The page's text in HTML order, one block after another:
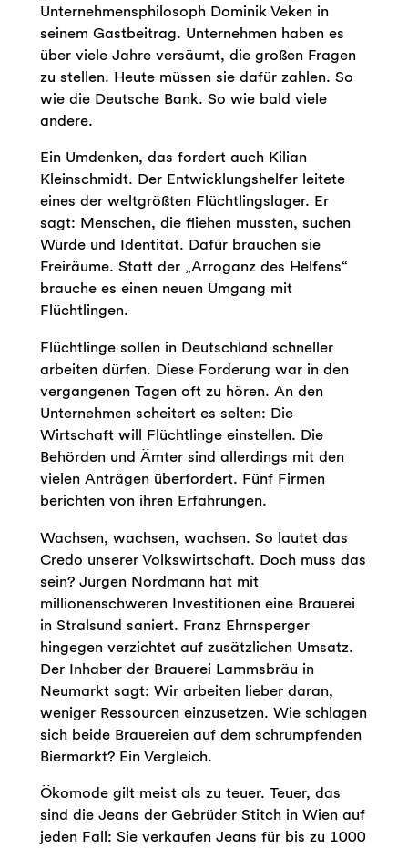
Unternehmensphilosoph Dominik Veken in
seinem Gastbeitrag. Unternehmen haben es
über viele Jahre versäumt, die großen Fragen
zu stellen. Heute müssen sie dafür zahlen. So
wie die Deutsche Bank. So wie bald viele
andere.
Ein Umdenken, das fordert auch Kilian
Kleinschmidt. Der Entwicklungshelfer leitete
eines der weltgrößten Flüchtlingslager. Er
sagt: Menschen, die fliehen mussten, suchen
Würde und Identität. Dafür brauchen sie
Freiräume. Statt der „Arroganz des Helfens“
brauche es einen neuen Umgang mit
Flüchtlingen.
Flüchtlinge sollen in Deutschland schneller
arbeiten dürfen. Diese Forderung war in den
vergangenen Tagen oft zu hören. An den
Unternehmen scheitert es selten: Die
Wirtschaft will Flüchtlinge einstellen. Die
Behörden und Ämter sind allerdings mit den
vielen Anträgen überfordert. Fünf Firmen
berichten von ihren Erfahrungen.
Wachsen, wachsen, wachsen. So lautet das
Credo unserer Volkswirtschaft. Doch muss das
sein? Jürgen Nordmann hat mit
millionenschweren Investitionen eine Brauerei
in Stralsund saniert. Franz Ehrnsperger
hingegen verzichtet auf zusätzlichen Umsatz.
Der Inhaber der Brauerei Lammsbräu in
Neumarkt sagt: Wir arbeiten lieber daran,
weniger Ressourcen einzusetzen. Wie schlagen
sich beide Brauereien auf dem schrumpfenden
Biermarkt? Ein Vergleich.
Ökomode gilt meist als zu teuer. Teuer, das
sind die Jeans der Gebrüder Stitch in Wien auf
jeden Fall: Sie verkaufen Jeans für bis zu 1000